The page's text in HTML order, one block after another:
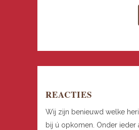
REACTIES
Wij zijn benieuwd welke
bij ú opkomen. Onder ieder